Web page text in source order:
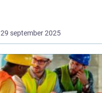
29 september 2025